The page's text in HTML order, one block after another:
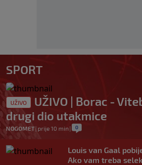
SPORT
UŽIVO
UŽIVO | Borac -
drugi dio utakmice
NOGOMET| prije 10 min | 0
Louis van Gaal
Ako vam treba